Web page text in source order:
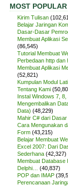
MOST POPULAR
Kirim Tulisan
Belajar Jaringan
Dasar-Dasar
Membuat Aplikasi
(86,545)
Tutorial Membuat
Perbedaan http dan
Membuat Aplikasi
(52,821)
Kumpulan Modul
Tentang Kami
Instal Windows 7,
Mengembalikan
Data) (48,229)
Mahir C# dari
Cara Mengunakan
Form (43,215)
Belajar Membuat
Excel 2007: Dari
Sederhana (42,327)
Membuat Database
Delphi…
(40,837)
POP dan IMAP
Perencanaan